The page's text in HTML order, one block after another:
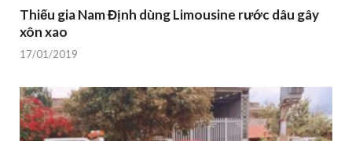
Thiếu gia Nam Định dùng Limousine rước dâu gây
xôn xao
17/01/2019